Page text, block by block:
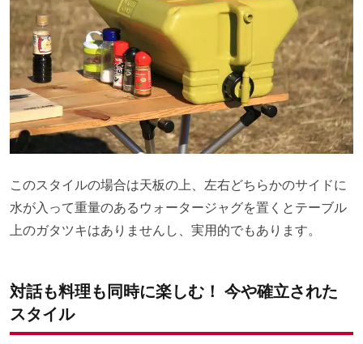
このスタイルの場合は天板の上、左右どちらかのサイドに
水が入って重量のあるウォータージャグを置くとテーブル
上のガタツキはありませんし、実用的でもあります。
対話も料理も同時に楽しむ！ 今や確立された
スタイル